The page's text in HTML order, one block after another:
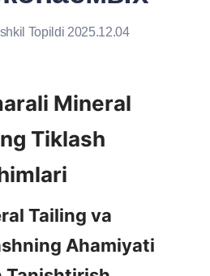
Topildi 2025.12.04
Mineral
Tiklash
Tailing va
Ahamiyati